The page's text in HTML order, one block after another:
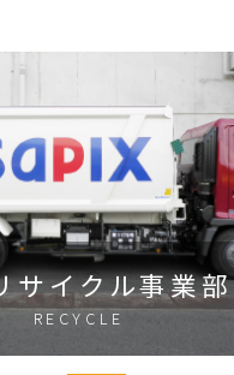
サイクル事業部
RECYCLE